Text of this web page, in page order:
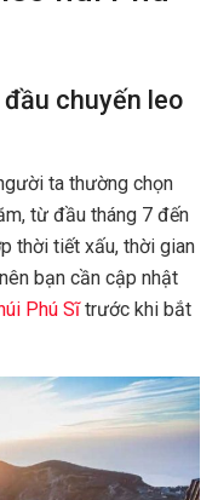
chuyến leo
ta thường chọn
từ đầu tháng 7 đến
thời tiết xấu, thời gian
bạn cần cập nhật
Phú Sĩtrước khi bắt